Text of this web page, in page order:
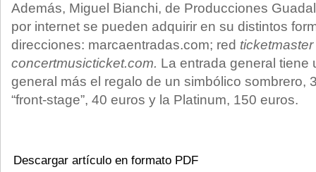
Además, Miguel Bianchi, de Producciones
por internet se pueden adquirir en su distintos
direcciones: marcaentradas.com; red ticketmaster
concertmusicticket.com. La entrada general tiene
general más el regalo de un simbólico sombrero,
“front-stage”, 40 euros y la Platinum, 150 euros.
Descargar artículo en formato PDF